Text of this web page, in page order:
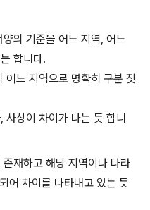
의 기준을 어느 지역, 어느
합니다.
어느 지역으로 명확히 구분 짓
사상이 차이가 나는 듯 합니
재하고 해당 지역이나 나라
어 차이를 나타내고 있는 듯